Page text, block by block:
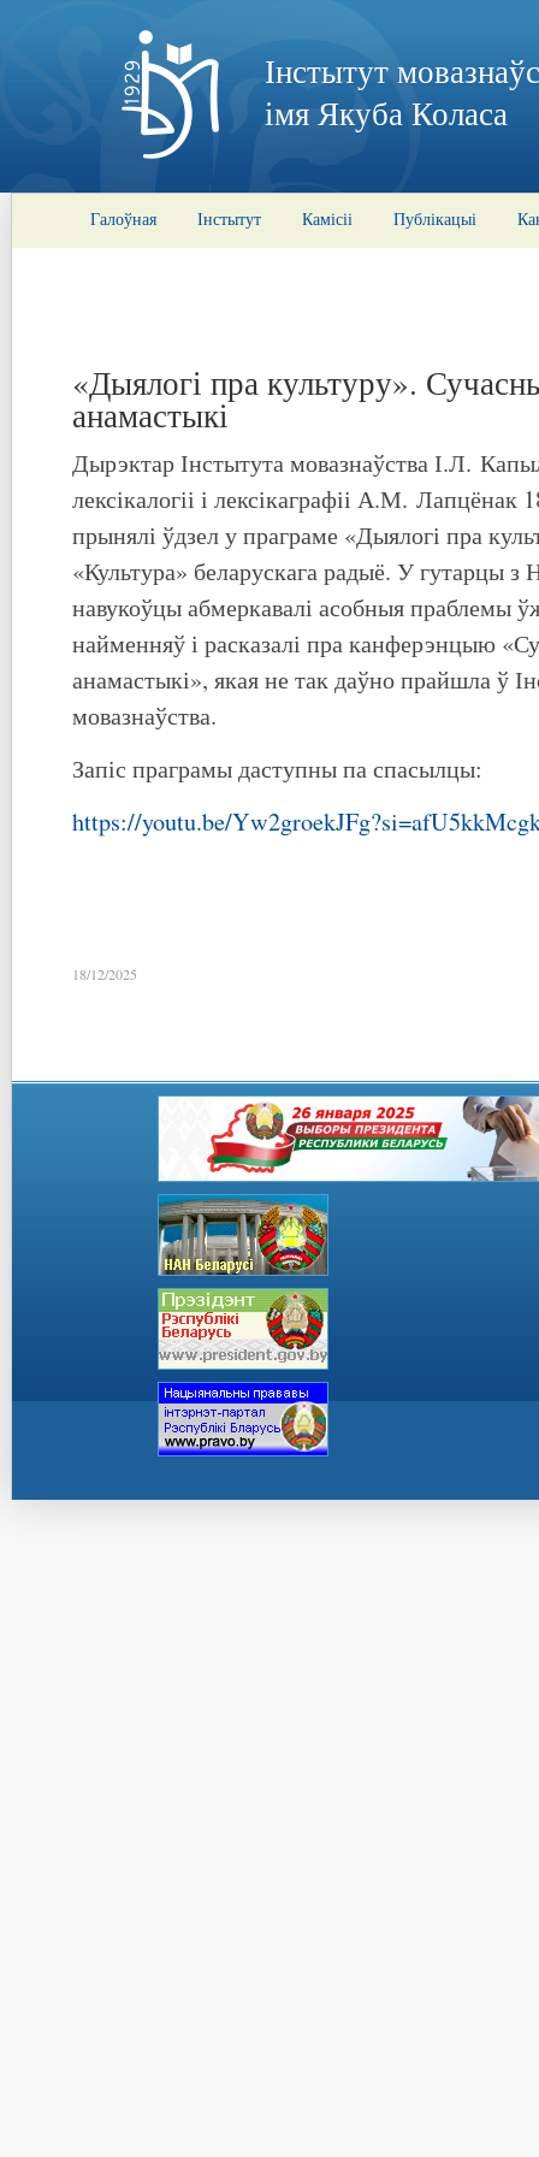
Інстытут
імя Якуба Коласа
Галоўная Інстытут Камісіі Публікацыі
«Дыялогі пра культуру».
анамастыкі
Дырэктар Інстытута мовазнаўства І.Л.
лексікалогіі і лексікаграфіі А.М. Лапцёнак
прынялі ўдзел у праграме «Дыялогі пра
«Культура» беларускага радыё. У гутарцы з
навукоўцы абмеркавалі асобныя праблемы
найменняў і расказалі пра канферэнцыю
анамастыкі», якая не так даўно прайшла ў
мовазнаўства.
Запіс праграмы даступны па спасылцы:
https://youtu.be/
18/12/2025